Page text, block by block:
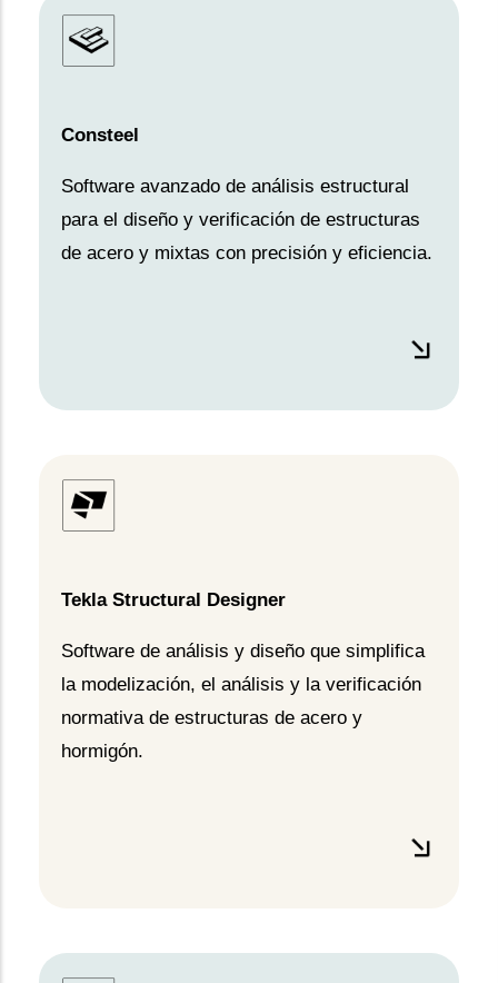
Consteel
Software avanzado de análisis estructural
para el diseño y verificación de estructuras
de acero y mixtas con precisión y eficiencia.
Tekla Structural Designer
Software de análisis y diseño que simplifica
la modelización, el análisis y la verificación
normativa de estructuras de acero y
hormigón.